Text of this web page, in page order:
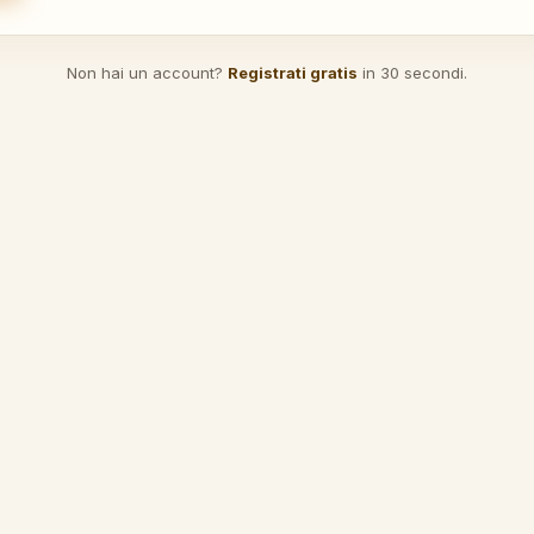
Non hai un account? Registrati gratis in 30 secondi.